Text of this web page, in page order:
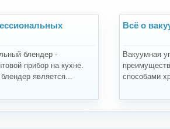
блендер -
прибор на кухне.
является...
Всё о
Вакуумная
способами